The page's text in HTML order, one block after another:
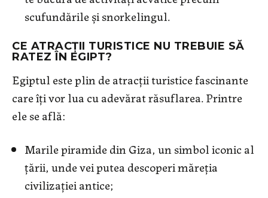
scufundările și snorkelingul.
CE ATRACȚII TURISTICE NU TREBUIE SĂ
RATEZ ÎN EGIPT?
Egiptul este plin de atracții turistice fascinante
care îți vor lua cu adevărat răsuflarea. Printre
ele se află:
Marile piramide din Giza, un simbol iconic al
țării, unde vei putea descoperi măreția
civilizației antice;